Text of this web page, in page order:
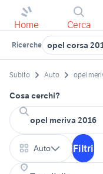
Home Cerca
Ricerche opel corsa
Subito Auto opel
Cosa cerchi?
Auto Filtri